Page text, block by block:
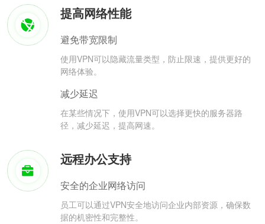
提高网络性能
避免带宽限制
使用VPN可以隐藏流量类型，防止限速，提供更好的
网络体验。
减少延迟
在某些情况下，使用VPN可以选择更快的服务器路
径，减少延迟，提高网速。
远程办公支持
安全的企业网络访问
员工可以通过VPN安全地访问企业内部资源，确保数
据的机密性和完整性。